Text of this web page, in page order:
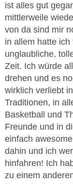
ist alles gut
mittlerweile
von da sind mir
in allem hatte
unglaubliche,
Zeit. Ich würde
drehen und es
wirklich verliebt
Traditionen, in
Basketball und
Freunde und in
einfach
dahin und ich
hinfahren! Ich
zu einem